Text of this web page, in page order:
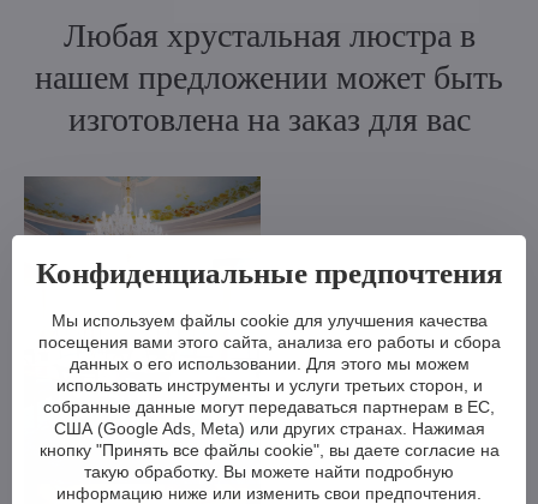
Любая хрустальная люстра в
нашем предложении может быть
изготовлена на заказ для вас
Конфиденциальные предпочтения
Мы используем файлы cookie для улучшения качества
посещения вами этого сайта, анализа его работы и сбора
данных о его использовании. Для этого мы можем
использовать инструменты и услуги третьих сторон, и
собранные данные могут передаваться партнерам в ЕС,
США (Google Ads, Meta) или других странах. Нажимая
кнопку "Принять все файлы cookie", вы даете согласие на
такую обработку. Вы можете найти подробную
информацию ниже или изменить свои предпочтения.